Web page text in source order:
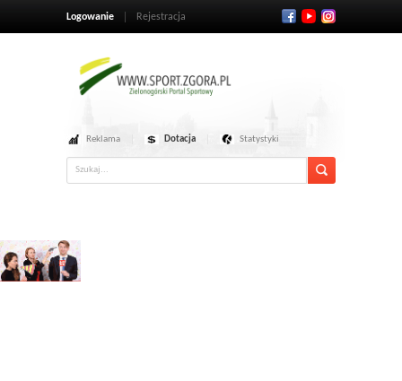
Logowanie Rejestracja
Reklama Dotacja Statystyki